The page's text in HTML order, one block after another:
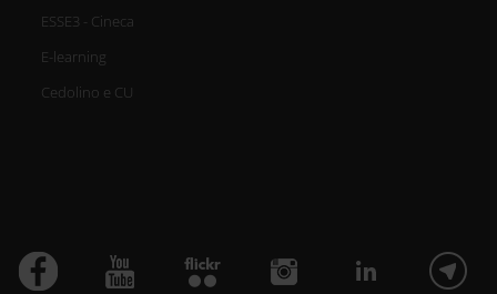
ESSE3 - Cineca
E-learning
Cedolino e CU